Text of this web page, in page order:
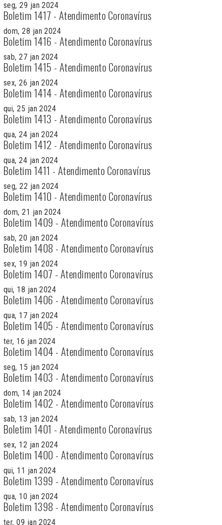
seg, 29 jan 2024
Boletim 1417 - Atendimento Coronavírus
dom, 28 jan 2024
Boletim 1416 - Atendimento Coronavírus
sab, 27 jan 2024
Boletim 1415 - Atendimento Coronavírus
sex, 26 jan 2024
Boletim 1414 - Atendimento Coronavírus
qui, 25 jan 2024
Boletim 1413 - Atendimento Coronavírus
qua, 24 jan 2024
Boletim 1412 - Atendimento Coronavírus
qua, 24 jan 2024
Boletim 1411 - Atendimento Coronavírus
seg, 22 jan 2024
Boletim 1410 - Atendimento Coronavírus
dom, 21 jan 2024
Boletim 1409 - Atendimento Coronavírus
sab, 20 jan 2024
Boletim 1408 - Atendimento Coronavírus
sex, 19 jan 2024
Boletim 1407 - Atendimento Coronavírus
qui, 18 jan 2024
Boletim 1406 - Atendimento Coronavírus
qua, 17 jan 2024
Boletim 1405 - Atendimento Coronavírus
ter, 16 jan 2024
Boletim 1404 - Atendimento Coronavírus
seg, 15 jan 2024
Boletim 1403 - Atendimento Coronavírus
dom, 14 jan 2024
Boletim 1402 - Atendimento Coronavírus
sab, 13 jan 2024
Boletim 1401 - Atendimento Coronavírus
sex, 12 jan 2024
Boletim 1400 - Atendimento Coronavírus
qui, 11 jan 2024
Boletim 1399 - Atendimento Coronavírus
qua, 10 jan 2024
Boletim 1398 - Atendimento Coronavírus
ter, 09 jan 2024